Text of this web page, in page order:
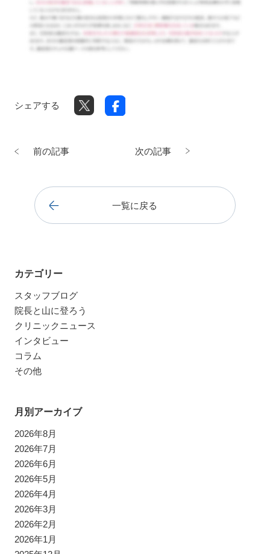
シェアする
前の記事
一覧に戻る
次の記事
カテゴリー
スタッフブログ
院長と山に登ろう
クリニックニュース
インタビュー
コラム
その他
月別アーカイブ
2026年8月
2026年7月
2026年6月
2026年5月
2026年4月
2026年3月
2026年2月
2026年1月